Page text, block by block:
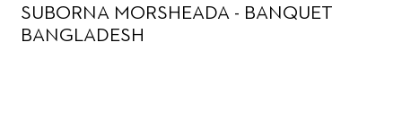
SUBORNA MORSHEADA - BANQUET
BANGLADESH